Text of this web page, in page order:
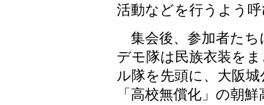
活動などを行うよう
集会後、参加者たち
デモ隊は民族衣装を
ル隊を先頭に、大阪
「高校無償化」の朝